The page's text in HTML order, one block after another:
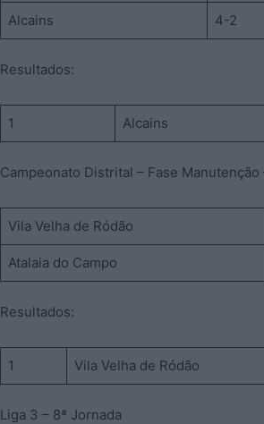
Alcains 4-2
Resultados:
1 Alcains
Campeonato Distrital – Fase Manutenção
Vila Velha de Ródão
Atalaia do Campo
Resultados:
1 Vila Velha de Ródão
Liga 3 – 8ª Jornada